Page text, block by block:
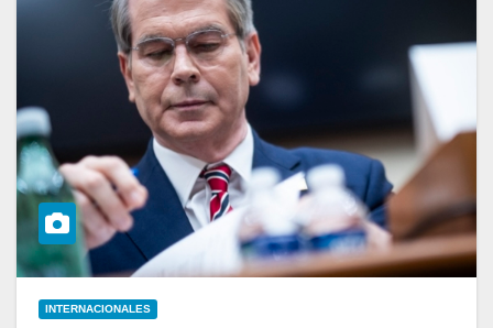
INTERNACIONALES